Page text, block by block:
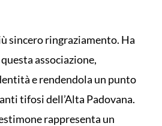
sincero ringraziamento. Ha
associazione,
e rendendola un punto
tifosi dell’Alta Padovana.
rappresenta un